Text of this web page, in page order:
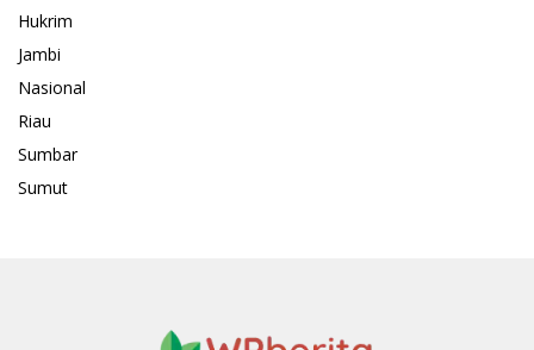
Hukrim
Jambi
Nasional
Riau
Sumbar
Sumut